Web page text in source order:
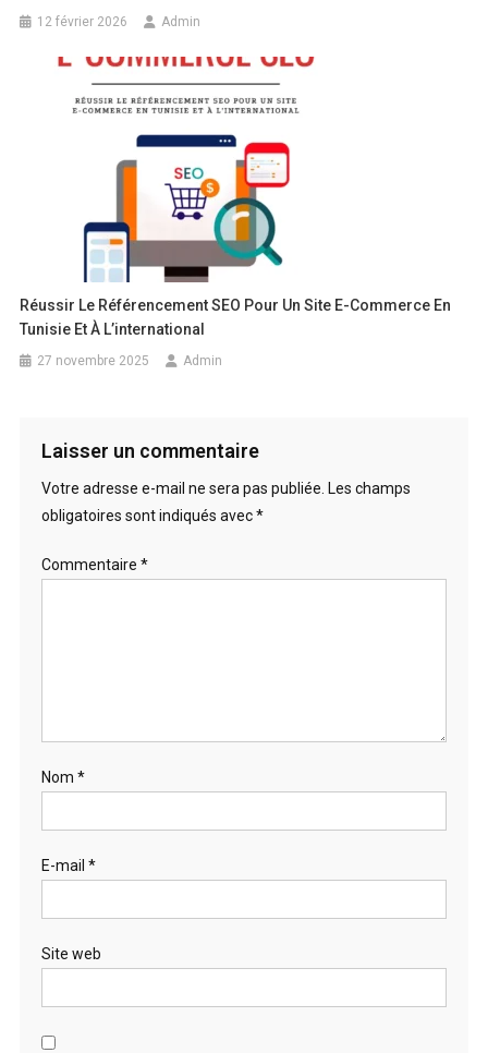
12 février 2026 Admin
Réussir Le Référencement SEO Pour Un Site E-Commerce En
Tunisie Et À L’international
27 novembre 2025 Admin
Laisser un commentaire
Votre adresse e-mail ne sera pas publiée. Les champs
obligatoires sont indiqués avec*
Commentaire *
Nom *
E-mail *
Site web